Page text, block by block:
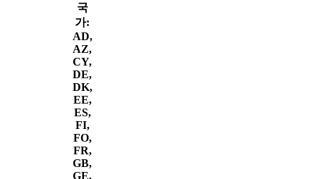
국
가:
AD,
AZ,
CY,
DE,
DK,
EE,
ES,
FI,
FO,
FR,
GB,
GE,